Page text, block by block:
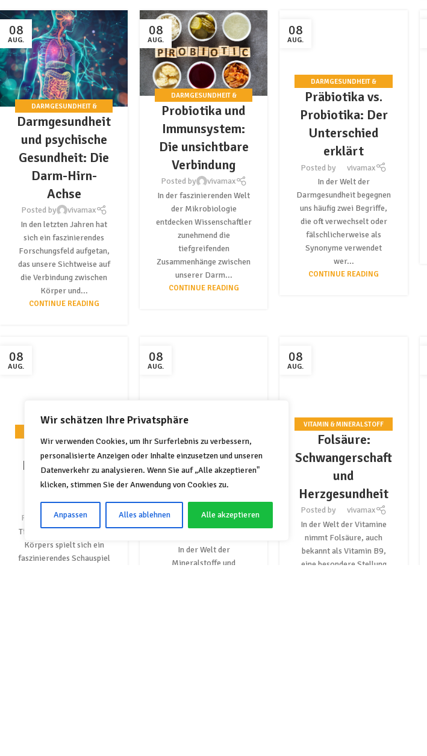
Wir schätzen Ihre Privatsphäre
Wir verwenden Cookies, um Ihr Surferlebnis zu verbessern,
personalisierte Anzeigen oder Inhalte einzusetzen und unseren
Datenverkehr zu analysieren. Wenn Sie auf „Alle akzeptieren"
klicken, stimmen Sie der Anwendung von Cookies zu.
Anpassen Alles ablehnen Alle akzeptieren
08
AUG.
DARMGESUNDHEIT &
PROBIOTIKA
Darmgesundheit
und psychische
Gesundheit: Die
Darm-Hirn-
Achse
Posted by
vivamax
In den letzten Jahren hat
sich ein faszinierendes
Forschungsfeld aufgetan,
das unsere Sichtweise auf
die Verbindung zwischen
Körper und...
CONTINUE READING
08
AUG.
DARMGESUNDHEIT &
PROBIOTIKA
Probiotika und
Immunsystem:
Die unsichtbare
Verbindung
Posted by
vivamax
In der faszinierenden Welt
der Mikrobiologie
entdecken Wissenschaftler
zunehmend die
tiefgreifenden
Zusammenhänge zwischen
unserer Darm...
CONTINUE READING
08
AUG.
DARMGESUNDHEIT &
PROBIOTIKA
Präbiotika vs.
Probiotika: Der
Unterschied
erklärt
Posted by
vivamax
In der Welt der
Darmgesundheit begegnen
uns häufig zwei Begriffe,
die oft verwechselt oder
fälschlicherweise als
Synonyme verwendet
wer...
CONTINUE READING
08
AUG.
NEWS
Kupfer:
Bedeutung für
Energie und
Bindegewebe
Posted by
vivamax
Tief in den Zellen unseres
Körpers spielt sich ein
faszinierendes Schauspiel
08
AUG.
NEWS
Mangan:
Knochenstärke
und
antioxidative
Eigenschaften
In der Welt der
Mineralstoffe und
08
AUG.
VITAMIN & MINERALSTOFF
NEWS
Folsäure:
Schwangerschaft
und
Herzgesundheit
Posted by
vivamax
In der Welt der Vitamine
nimmt Folsäure, auch
bekannt als Vitamin B9,
eine besondere Stellung